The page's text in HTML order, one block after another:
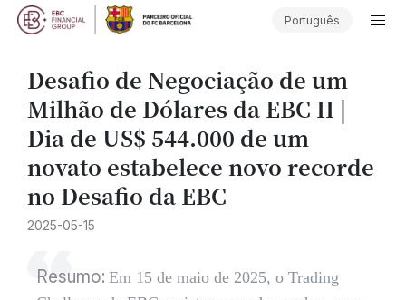
Português
Desafio de Negociação de um
Milhão de Dólares da EBC II |
Dia de US$ 544.000 de um
novato estabelece novo recorde
no Desafio da EBC
2025-05-15
Resumo: Em 15 de maio de 2025, o Trading